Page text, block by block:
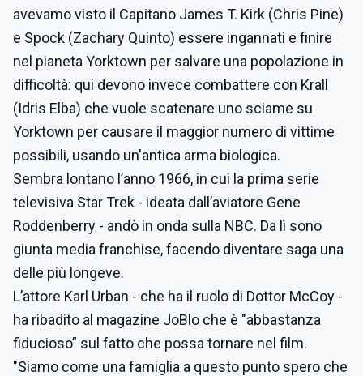
avevamo visto il Capitano James T. Kirk (Chris Pine)
e Spock (Zachary Quinto) essere ingannati e finire
nel pianeta Yorktown per salvare una popolazione in
difficoltà: qui devono invece combattere con Krall
(Idris Elba) che vuole scatenare uno sciame su
Yorktown per causare il maggior numero di vittime
possibili, usando un'antica arma biologica.
Sembra lontano l’anno 1966, in cui la prima serie
televisiva Star Trek - ideata dall’aviatore Gene
Roddenberry - andò in onda sulla NBC. Da lì sono
giunta media franchise, facendo diventare saga una
delle più longeve.
L’attore Karl Urban - che ha il ruolo di Dottor McCoy -
ha ribadito al magazine JoBlo che è "abbastanza
fiducioso” sul fatto che possa tornare nel film.
"Siamo come una famiglia a questo punto spero che